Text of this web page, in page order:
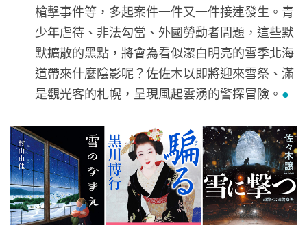
槍擊事件等，多起案件一件又一件接連發生。青
少年虐待、非法勾當、外國勞動者問題，這些默
默擴散的黑點，將會為看似潔白明亮的雪季北海
道帶來什麼陰影呢？佐佐木以即將迎來雪祭、滿
是觀光客的札幌，呈現風起雲湧的警探冒險。 ●